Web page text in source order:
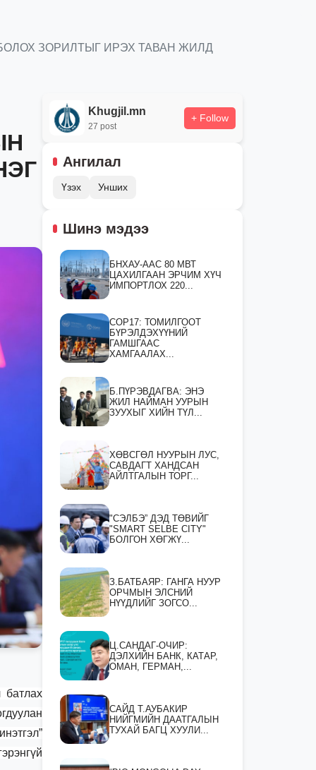
ЗОРИЛТЫГ ИРЭХ ТАВАН ЖИЛД
батлах
Khugjil.mn
27 post
+ Follow
Ангилал
Үзэх Унших
Шинэ мэдээ
БНХАУ-ААС 80 МВТ
ЦАХИЛГААН ЭРЧИМ ХҮЧ
ИМПОРТЛОХ 220...
СOP17: ТОМИЛГООТ
БҮРЭЛДЭХҮҮНИЙ
ГАМШГААС
ХАМГААЛАХ...
Б.ПҮРЭВДАГВА: ЭНЭ
ЖИЛ НАЙМАН УУРЫН
ЗУУХЫГ ХИЙН ТҮЛ...
ХӨВСГӨЛ НУУРЫН ЛУС,
САВДАГТ ХАНДСАН
АЙЛТГАЛЫН ТОРГ...
"СЭЛБЭ” ДЭД ТӨВИЙГ
"SMART SELBE CITY"
БОЛГОН ХӨГЖҮ...
З.БАТБАЯР: ГАНГА НУУР
ОРЧМЫН ЭЛСНИЙ
НҮҮДЛИЙГ ЗОГСО...
Ц.САНДАГ-ОЧИР:
ДЭЛХИЙН БАНК, КАТАР,
ОМАН, ГЕРМАН,...
САЙД Т.АУБАКИР
НИЙГМИЙН ДААТГАЛЫН
ТУХАЙ БАГЦ ХУУЛИ...